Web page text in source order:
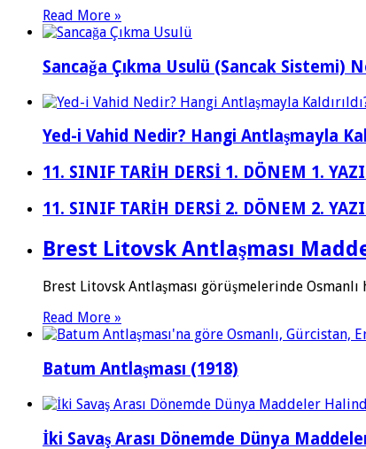
Read More »
Sancağa Çıkma Usulü (Sancak Sistemi)
Yed-i Vahid Nedir? Hangi Antlaşmayla
11. SINIF TARİH DERSİ 1. DÖNEM 1.
11. SINIF TARİH DERSİ 2. DÖNEM 2.
Brest Litovsk Antlaşması
Brest Litovsk Antlaşması görüşmelerinde
Read More »
Batum Antlaşması (1918)
İki Savaş Arası Dönemde Dünya